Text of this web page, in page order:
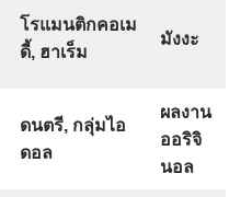
โรแมนติกคอเม
ดี้, ฮาเร็ม
มังงะ
ดนตรี, กลุ่มไอ
ดอล
ผลงาน
ออริจิ
นอล